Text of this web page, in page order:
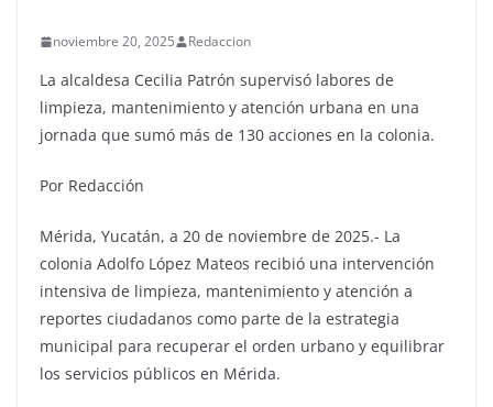
noviembre 20, 2025 Redaccion
La alcaldesa Cecilia Patrón supervisó labores de
limpieza, mantenimiento y atención urbana en una
jornada que sumó más de 130 acciones en la colonia.
Por Redacción
Mérida, Yucatán, a 20 de noviembre de 2025.- La
colonia Adolfo López Mateos recibió una intervención
intensiva de limpieza, mantenimiento y atención a
reportes ciudadanos como parte de la estrategia
municipal para recuperar el orden urbano y equilibrar
los servicios públicos en Mérida.